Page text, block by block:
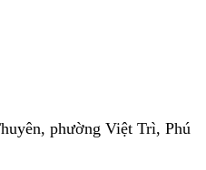
phường Việt Trì, Phú